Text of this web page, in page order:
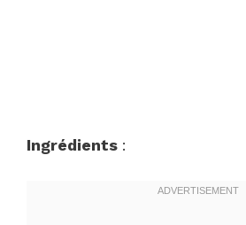
Ingrédients :